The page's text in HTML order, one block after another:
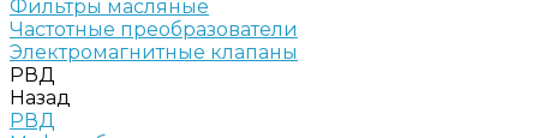
Фильтры масляные
Частотные преобразователи
Электромагнитные клапаны
РВД
Назад
РВД